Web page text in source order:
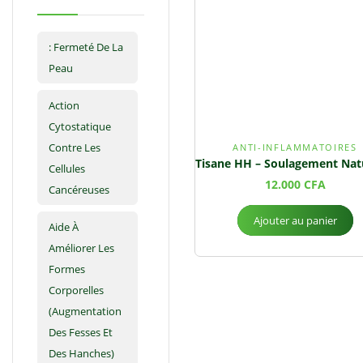
: Fermeté De La
Peau
Action
Cytostatique
Contre Les
Cellules
Cancéreuses
Aide À
Améliorer Les
Formes
Corporelles
(augmentation
Des Fesses Et
Des Hanches)
ANTI-INFLAMMATOIRES
12.000 CFA
Ajouter au panier